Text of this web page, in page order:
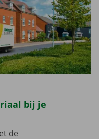
bij je
de